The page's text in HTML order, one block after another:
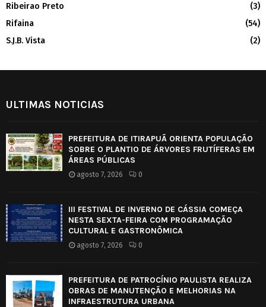
Ribeirao Preto
(3)
Rifaina
(54)
S.J.B. Vista
(2)
ULTIMAS NOTICIAS
PREFEITURA DE ITIRAPUÃ ORIENTA POPULAÇÃO
SOBRE O PLANTIO DE ÁRVORES FRUTÍFERAS EM
ÁREAS PÚBLICAS
agosto 7, 2026 0
III FESTIVAL DE INVERNO DE CÁSSIA COMEÇA
NESTA SEXTA-FEIRA COM PROGRAMAÇÃO
CULTURAL E GASTRONÔMICA
agosto 7, 2026 0
PREFEITURA DE PATROCÍNIO PAULISTA REALIZA
OBRAS DE MANUTENÇÃO E MELHORIAS NA
INFRAESTRUTURA URBANA